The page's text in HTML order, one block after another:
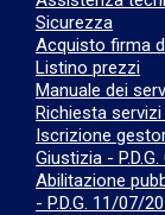
Sicurezza
Acquisto firma
Listino prezzi
Manuale dei
Richiesta
Iscrizione
Giustizia -
Abilitazione
- P.D.G. 11/07/